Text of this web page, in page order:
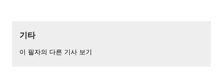
기타
이 필자의 다른 기사 보기